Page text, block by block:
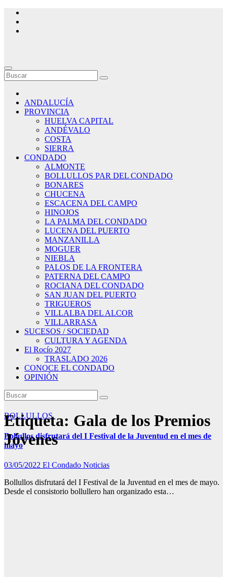
Saltar
contenido
ANDALUCÍA
PROVINCIA
HUELVA CAPITAL
ANDÉVALO
COSTA
SIERRA
CONDADO
ALMONTE
BOLLULLOS PAR DEL CONDADO
BONARES
CHUCENA
ESCACENA DEL CAMPO
HINOJOS
LA PALMA DEL CONDADO
LUCENA DEL PUERTO
MANZANILLA
MOGUER
NIEBLA
PALOS DE LA FRONTERA
PATERNA DEL CAMPO
ROCIANA DEL CONDADO
SAN JUAN DEL PUERTO
TRIGUEROS
VILLALBA DEL ALCOR
VILLARRASA
SUCESOS / SOCIEDAD
CULTURA Y AGENDA
El Rocío 2027
TRASLADO 2026
CONOCE EL CONDADO
OPINIÓN
Etiqueta: Gala de los Premios
Jóvenes
BOLLULLOS
Bollullos disfrutará del I Festival de la Juventud en el mes de
mayo
03/05/2022 El Condado Noticias
Bollullos disfrutará del I Festival de la Juventud en el mes de mayo.
Desde el consistorio bollullero han organizado esta…